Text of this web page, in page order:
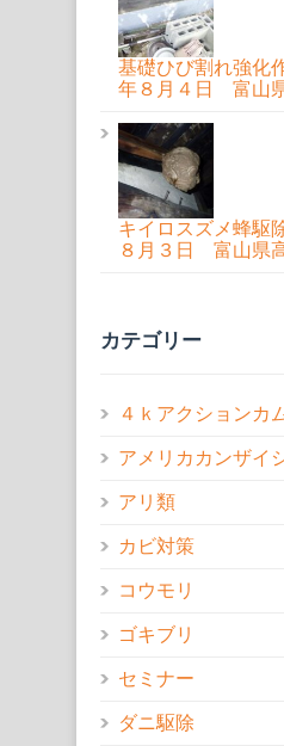
基礎ひび割れ強化
年８月４日 富山
キイロスズメ蜂
８月３日 富山県
カテゴリー
４ｋアクションカ
アメリカカンザイ
アリ類
カビ対策
コウモリ
ゴキブリ
セミナー
ダニ駆除